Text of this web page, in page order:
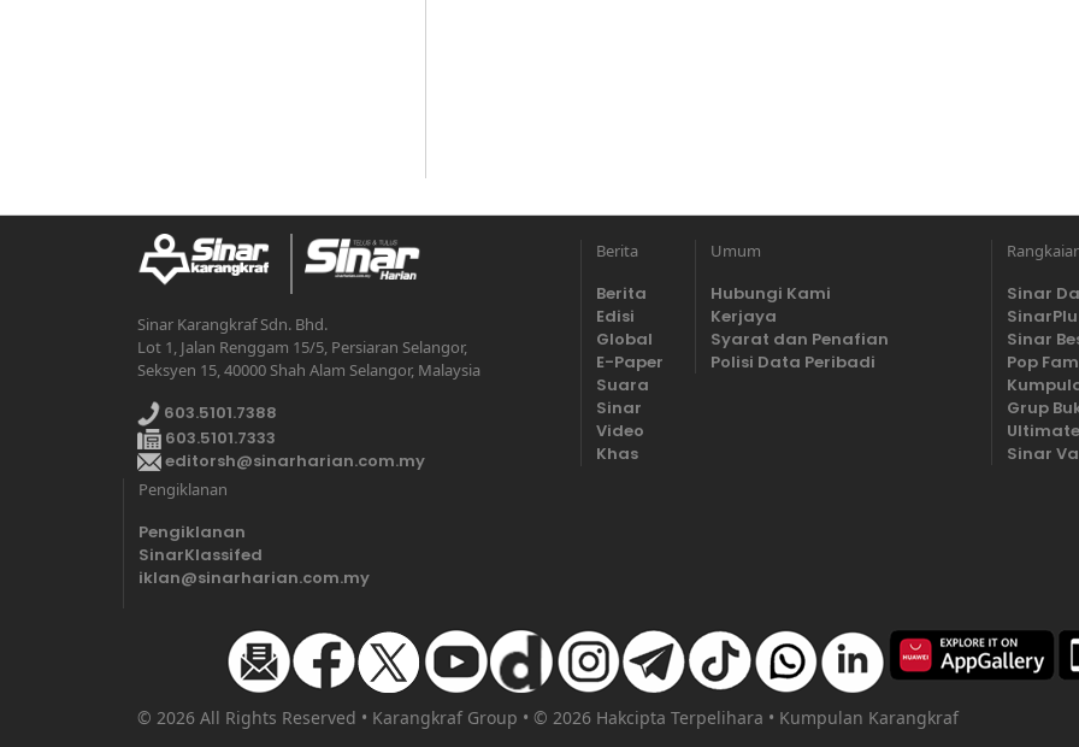
Sinar Karangkraf Sdn. Bhd.
Lot 1, Jalan Renggam 15/5, Persiaran Selangor,
Seksyen 15, 40000 Shah Alam Selangor, Malaysia
603.5101.7388
603.5101.7333
editorsh@sinarharian.com.my
Berita
Berita
Edisi
Global
E-Paper
Suara
Sinar
Video
Khas
Umum
Hubungi Kami
Kerjaya
Syarat dan Penafian
Polisi Data Peribadi
Sinar
Sinar
Pop
Grup
Sinar
Pengiklanan
Pengiklanan
SinarKlassifed
iklan@sinarharian.com.my
© 2026 All Rights Reserved • Karangkraf Group • © 2026 Hakcipta Terpelihara • Kumpulan Karangkraf